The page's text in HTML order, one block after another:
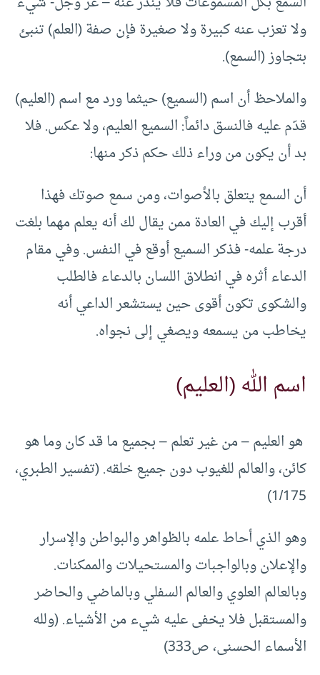
ولا تعزب عنه كبيرة ولا صغيرة فإن صفة (العلم) تنبئ
بتجاوز (السمع).
والملاحظ أن اسم (السميع) حيثما ورد مع اسم (العليم)
قدّم عليه فالنسق دائماً: السميع العليم، ولا عكس. فلا
بد أن يكون من وراء ذلك حكم ذكر منها:
أن السمع يتعلق بالأصوات، ومن سمع صوتك فهذا
أقرب إليك في العادة ممن يقال لك أنه يعلم مهما بلغت
درجة علمه- فذكر السميع أوقع في النفس. وفي مقام
الدعاء أثره في انطلاق اللسان بالدعاء فالطلب
والشكوى تكون أقوى حين يستشعر الداعي أنه
يخاطب من يسمعه ويصغي إلى نجواه.
اسم الله (العليم)
هو العليم – من غير تعلم – بجميع ما قد كان وما هو
كائن، والعالم للغيوب دون جميع خلقه. (تفسير الطبري،
1/175)
وهو الذي أحاط علمه بالظواهر والبواطن والإسرار
والإعلان وبالواجبات والمستحيلات والممكنات.
وبالعالم العلوي والعالم السفلي وبالماضي والحاضر
والمستقبل فلا يخفى عليه شيء من الأشياء. (ولله
الأسماء الحسنى، ص333)